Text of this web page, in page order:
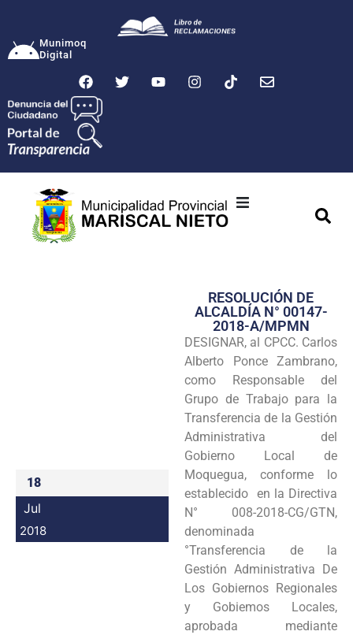
Munimoq
Digital
Transparencia
Seguridad
Programas
Intranet
18
Jul
2018
RESOLUCIÓN DE
ALCALDÍA N° 00147-
2018-A/MPMN
DESIGNAR, al CPCC. Carlos
Alberto Ponce Zambrano,
como Responsable del
Grupo de Trabajo para la
Transferencia de la Gestión
Administrativa del
Gobierno Local de
Moquegua, conforme lo
establecido en la Directiva
N° 008-2018-CG/GTN,
denominada
°Transferencia de la
Gestión Administrativa De
Los Gobiernos Regionales
y Gobiemos Locales,
aprobada mediante